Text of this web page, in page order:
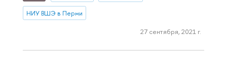
НИУ ВШЭ в Перми
27 сентября, 2021 г.